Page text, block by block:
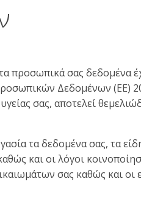
προσωπικά σας δεδομένα
Δεδομένων (ΕΕ)
σας, αποτελεί
τα δεδομένα σας, τα
και οι λόγοι
σας καθώς και οι